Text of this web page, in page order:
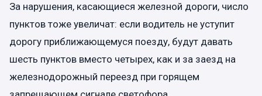
За нарушения, касающиеся железной дороги, число
пунктов тоже увеличат: если водитель не уступит
дорогу приближающемуся поезду, будут давать
шесть пунктов вместо четырех, как и за заезд на
железнодорожный переезд при горящем